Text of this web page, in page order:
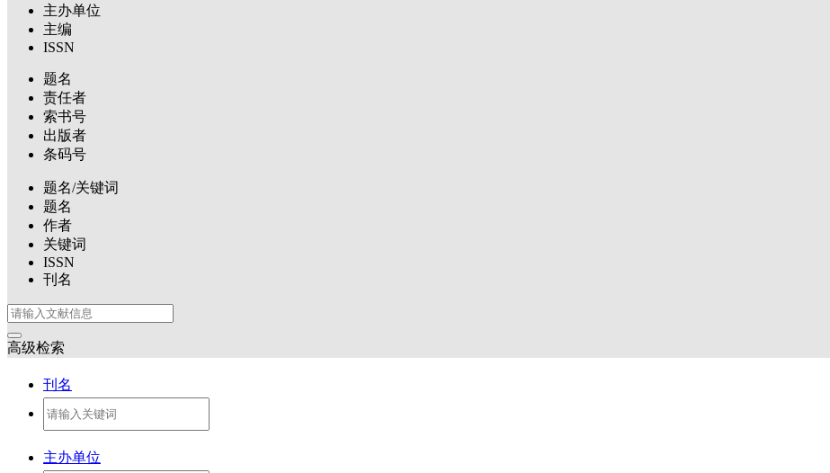
主办单位
主编
ISSN
题名
责任者
索书号
出版者
条码号
题名/关键词
题名
作者
关键词
ISSN
刊名
高级检索
刊名
主办单位